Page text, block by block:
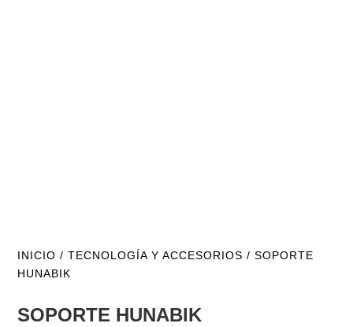
INICIO /TECNOLOGÍA Y ACCESORIOS / SOPORTE
HUNABIK
SOPORTE HUNABIK